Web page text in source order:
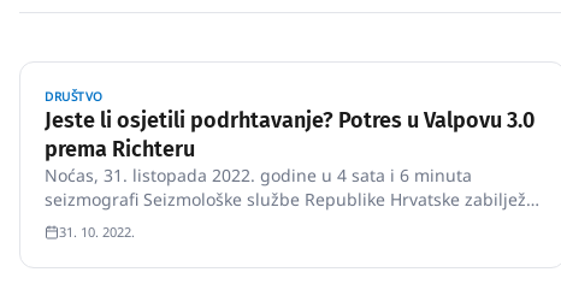
DRUŠTVO
Jeste li osjetili podrhtavanje? Potres u Valpovu 3.0
prema Richteru
Noćas, 31. listopada 2022. godine u 4 sata i 6 minuta
seizmografi Seizmološke službe Republike Hrvatske zabilježili
su slab potres s epicentrom oko 15 km jugozapadno od
Valpova. Magnituda potresa iznosila je 3.0 prema Richteru, a
intenzitet u epicentru procijenjen je na III-…
31. 10. 2022.